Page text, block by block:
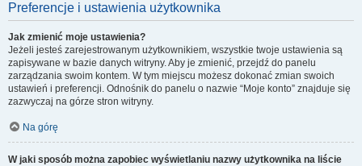
Preferencje i ustawienia użytkownika
Jak zmienić moje ustawienia?
Jeżeli jesteś zarejestrowanym użytkownikiem, wszystkie twoje ustawienia są
zapisywane w bazie danych witryny. Aby je zmienić, przejdź do panelu
zarządzania swoim kontem. W tym miejscu możesz dokonać zmian swoich
ustawień i preferencji. Odnośnik do panelu o nazwie “Moje konto” znajduje się
zazwyczaj na górze stron witryny.
Na górę
W jaki sposób można zapobiec wyświetlaniu nazwy użytkownika na liście